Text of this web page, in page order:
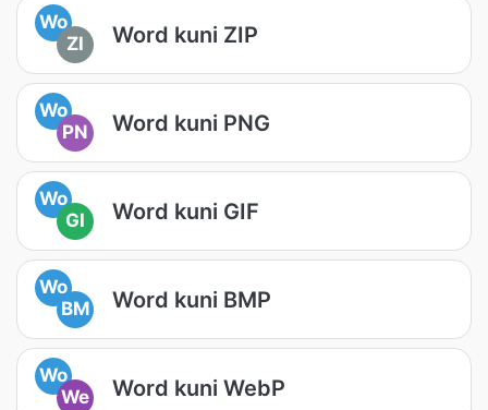
Wo
ZI
Word kuni ZIP
Wo
PN
Word kuni PNG
Wo
GI
Word kuni GIF
Wo
BM
Word kuni BMP
Wo
We
Word kuni WebP